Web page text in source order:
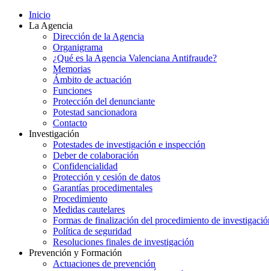
Inicio
La Agencia
Dirección de la Agencia
Organigrama
¿Qué es la Agencia Valenciana Antifraude?
Memorias
Ámbito de actuación
Funciones
Protección del denunciante
Potestad sancionadora
Contacto
Investigación
Potestades de investigación e inspección
Deber de colaboración
Confidencialidad
Protección y cesión de datos
Garantías procedimentales
Procedimiento
Medidas cautelares
Formas de finalización del procedimiento de
Política de seguridad
Resoluciones finales de investigación
Prevención y Formación
Actuaciones de prevención